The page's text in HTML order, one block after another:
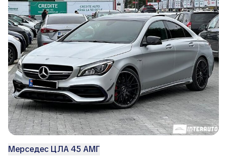
Мерседес ЦЛА 45 АМГ